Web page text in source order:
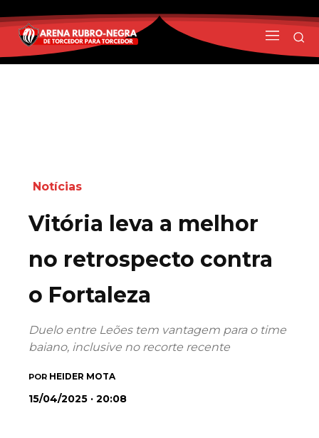
Notícias
Vitória leva a melhor
no retrospecto contra
o Fortaleza
Duelo entre Leões tem vantagem para o time
baiano, inclusive no recorte recente
POR HEIDER MOTA
15/04/2025 · 20:08